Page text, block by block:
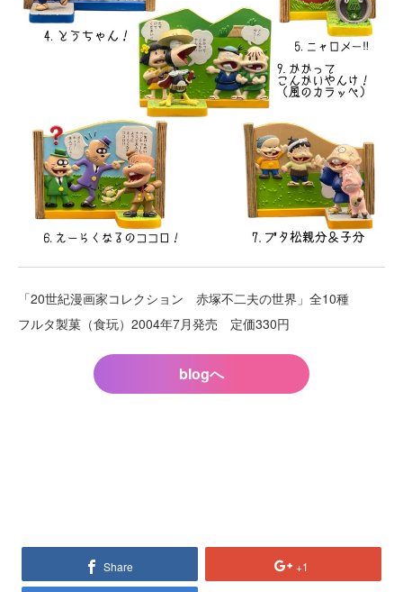
「20世紀漫画家コレクション 赤塚不二夫の世界」全10種
フルタ製菓（食玩）2004年7月発売 定価330円
blogへ
Share +1